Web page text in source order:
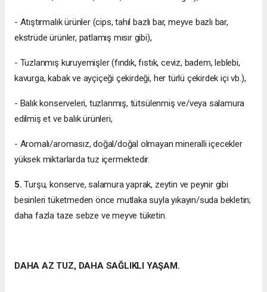
- Atıştırmalık ürünler (cips, tahıl bazlı bar, meyve bazlı bar,
ekstrüde ürünler, patlamış mısır gibi),
- Tuzlanmış kuruyemişler (fındık, fıstık, ceviz, badem, leblebi,
kavurga, kabak ve ayçiçeği çekirdeği, her türlü çekirdek içi vb.),
- Balık konserveleri, tuzlanmış, tütsülenmiş ve/veya salamura
edilmiş et ve balık ürünleri,
- Aromalı/aromasız, doğal/doğal olmayan mineralli içecekler
yüksek miktarlarda tuz içermektedir.
5.Turşu, konserve, salamura yaprak, zeytin ve peynir gibi
besinleri tüketmeden önce mutlaka suyla yıkayın/suda bekletin;
daha fazla taze sebze ve meyve tüketin.
DAHA AZ TUZ, DAHA SAĞLIKLI YAŞAM.